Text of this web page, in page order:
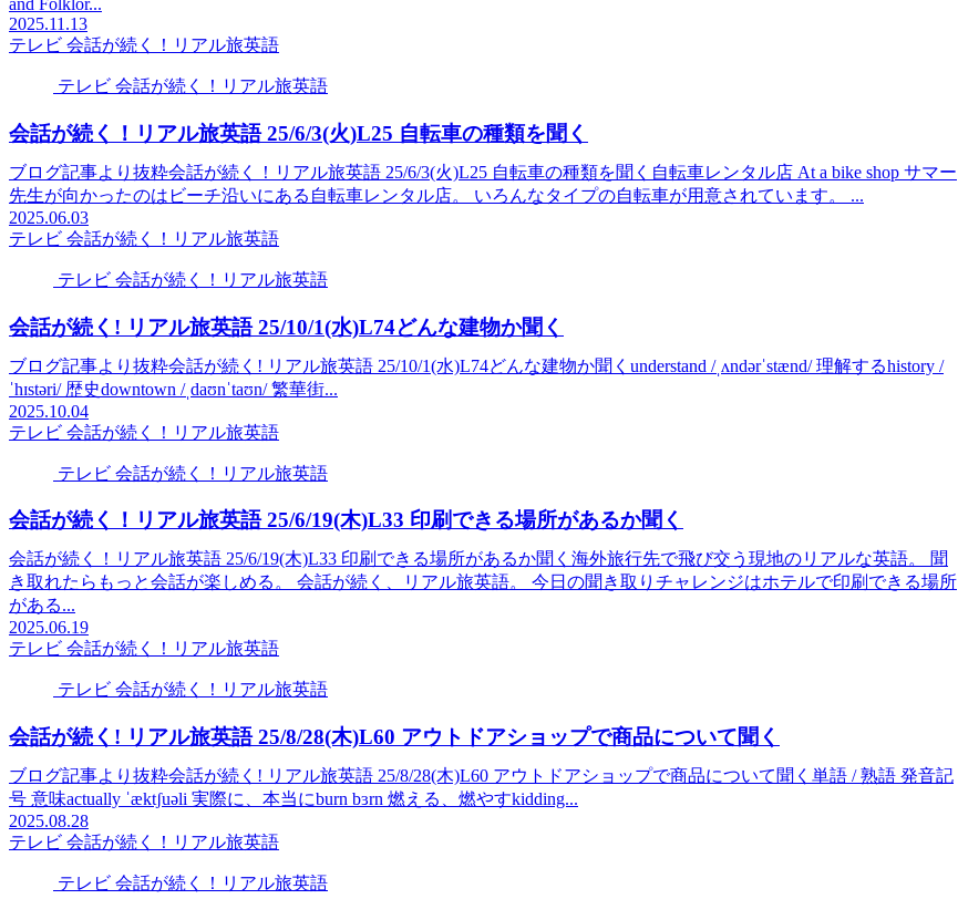
and Folklor...
2025.11.13
テレビ 会話が続く！リアル旅英語
テレビ 会話が続く！リアル旅英語
会話が続く！リアル旅英語 25/6/3(火)L25 自転車の種類を聞く
ブログ記事より抜粋会話が続く！リアル旅英語 25/6/3(火)L25 自転車の種類を聞く自転車レンタル店 At a bike shop サマー
先生が向かったのはビーチ沿いにある自転車レンタル店。 いろんなタイプの自転車が用意されています。 ...
2025.06.03
テレビ 会話が続く！リアル旅英語
テレビ 会話が続く！リアル旅英語
会話が続く! リアル旅英語 25/10/1(水)L74どんな建物か聞く
ブログ記事より抜粋会話が続く! リアル旅英語 25/10/1(水)L74どんな建物か聞くunderstand /ˌʌndərˈstænd/ 理解するhistory /
ˈhɪstəri/ 歴史downtown /ˌdaʊnˈtaʊn/ 繁華街...
2025.10.04
テレビ 会話が続く！リアル旅英語
テレビ 会話が続く！リアル旅英語
会話が続く！リアル旅英語 25/6/19(木)L33 印刷できる場所があるか聞く
会話が続く！リアル旅英語 25/6/19(木)L33 印刷できる場所があるか聞く海外旅行先で飛び交う現地のリアルな英語。 聞
き取れたらもっと会話が楽しめる。 会話が続く、リアル旅英語。 今日の聞き取りチャレンジはホテルで印刷できる場所
がある...
2025.06.19
テレビ 会話が続く！リアル旅英語
テレビ 会話が続く！リアル旅英語
会話が続く! リアル旅英語 25/8/28(木)L60 アウトドアショップで商品について聞く
ブログ記事より抜粋会話が続く! リアル旅英語 25/8/28(木)L60 アウトドアショップで商品について聞く単語 / 熟語 発音記
号 意味actually ˈæktʃuəli 実際に、本当にburn bɜrn 燃える、燃やすkidding...
2025.08.28
テレビ 会話が続く！リアル旅英語
テレビ 会話が続く！リアル旅英語